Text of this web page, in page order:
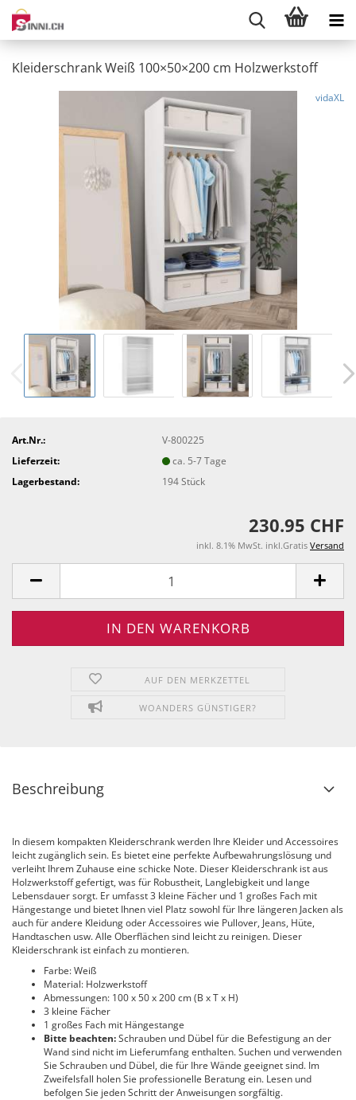
Kleiderschrank Weiß 100×50×200 cm Holzwerkstoff
vidaXL
Art.Nr.:
V-800225
Lieferzeit:
ca. 5-7 Tage
Lagerbestand:
194Stück
230.95 CHF
inkl. 8.1% MwSt. inkl.Gratis Versand
AUF DEN MERKZETTEL
WOANDERS GÜNSTIGER?
Beschreibung
In diesem kompakten Kleiderschrank werden Ihre Kleider und Accessoires
leicht zugänglich sein. Es bietet eine perfekte Aufbewahrungslösung und
verleiht Ihrem Zuhause eine schicke Note. Dieser Kleiderschrank ist aus
Holzwerkstoff gefertigt, was für Robustheit, Langlebigkeit und lange
Lebensdauer sorgt. Er umfasst 3 kleine Fächer und 1 großes Fach mit
Hängestange und bietet Ihnen viel Platz sowohl für Ihre längeren Jacken als
auch für andere Kleidung oder Accessoires wie Pullover, Jeans, Hüte,
Handtaschen usw. Alle Oberflächen sind leicht zu reinigen. Dieser
Kleiderschrank ist einfach zu montieren.
Farbe: Weiß
Material: Holzwerkstoff
Abmessungen: 100 x 50 x 200 cm (B x T x H)
3 kleine Fächer
1 großes Fach mit Hängestange
Bitte beachten:Schrauben und Dübel für die Befestigung an der
Wand sind nicht im Lieferumfang enthalten. Suchen und verwenden
Sie Schrauben und Dübel, die für Ihre Wände geeignet sind. Im
Zweifelsfall holen Sie professionelle Beratung ein. Lesen und
befolgen Sie jeden Schritt der Anweisungen sorgfältig.